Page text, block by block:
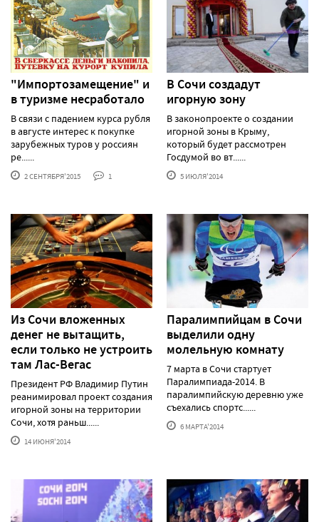
"Импортозамещение" и
в туризме несработало
В связи с падением курса рубля
в августе интерес к покупке
зарубежных туров у россиян
ре......
2 СЕНТЯБРЯ'2015 1
В Сочи создадут
игорную зону
В законопроекте о создании
игорной зоны в Крыму,
который будет рассмотрен
Госдумой во вт......
5 ИЮЛЯ'2014
Из Сочи вложенных
денег не вытащить,
если только не устроить
там Лас-Вегас
Президент РФ Владимир Путин
реанимировал проект создания
игорной зоны на территории
Сочи, хотя раньш......
14 ИЮНЯ'2014
Паралимпийцам в Сочи
выделили одну
молельную комнату
7 марта в Сочи стартует
Паралимпиада-2014. В
паралимпийскую деревню уже
съехались спортс......
6 МАРТА'2014